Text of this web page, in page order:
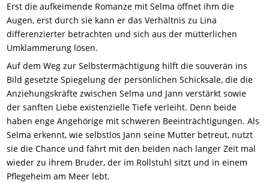
Erst die aufkeimende Romanze mit Selma öffnet ihm die
Augen, erst durch sie kann er das Verhältnis zu Lina
differenzierter betrachten und sich aus der mütterlichen
Umklammerung lösen.
Auf dem Weg zur Selbstermächtigung hilft die souverän ins
Bild gesetzte Spiegelung der persönlichen Schicksale, die die
Anziehungskräfte zwischen Selma und Jann verstärkt sowie
der sanften Liebe existenzielle Tiefe verleiht. Denn beide
haben enge Angehörige mit schweren Beeinträchtigungen. Als
Selma erkennt, wie selbstlos Jann seine Mutter betreut, nutzt
sie die Chance und fährt mit den beiden nach langer Zeit mal
wieder zu ihrem Bruder, der im Rollstuhl sitzt und in einem
Pflegeheim am Meer lebt.